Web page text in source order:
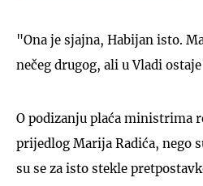
"Ona je sjajna, Habijan isto.
nečeg drugog, ali u Vladi
O podizanju plaća ministrima
prijedlog Marija Radića, nego
su se za isto stekle